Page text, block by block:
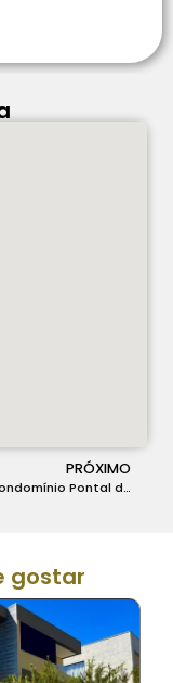
PRÓXIMO
Casa no Condomínio Pontal da Liberdade em Lagoa Santa – COD 180
gostar